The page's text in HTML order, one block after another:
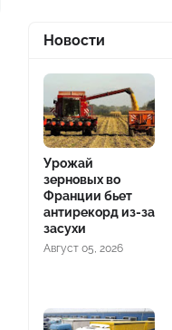
Новости
Урожай
зерновых во
Франции бьет
антирекорд из-за
засухи
Август 05, 2026